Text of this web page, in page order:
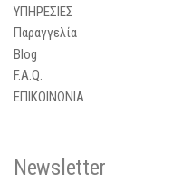
ΥΠΗΡΕΣΙΕΣ
Παραγγελία
Blog
F.A.Q.
ΕΠΙΚΟΙΝΩΝΙΑ
Newsletter